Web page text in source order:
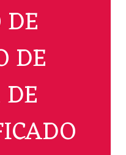
DE